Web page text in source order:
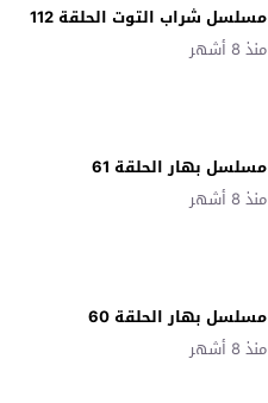
مسلسل شراب التوت الحلقة 112
منذ 8 أشهر
مسلسل بهار الحلقة 61
منذ 8 أشهر
مسلسل بهار الحلقة 60
منذ 8 أشهر